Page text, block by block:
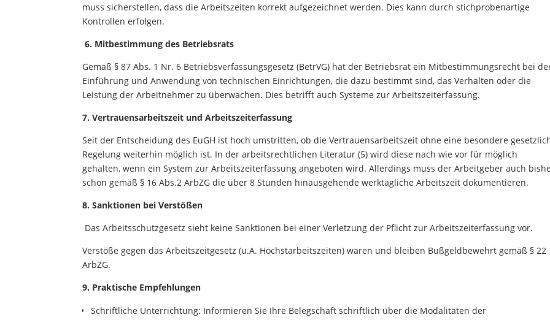
muss sicherstellen, dass die Arbeitszeiten korrekt aufgezeichnet werden. Dies kann durch stichprobenartige
Kontrollen erfolgen.
6. Mitbestimmung des Betriebsrats
Gemäß § 87 Abs. 1 Nr. 6 Betriebsverfassungsgesetz (BetrVG) hat der Betriebsrat ein Mitbestimmungsrecht bei
Einführung und Anwendung von technischen Einrichtungen, die dazu bestimmt sind, das Verhalten oder die
Leistung der Arbeitnehmer zu überwachen. Dies betrifft auch Systeme zur Arbeitszeiterfassung.
7. Vertrauensarbeitszeit und Arbeitszeiterfassung
Seit der Entscheidung des EuGH ist hoch umstritten, ob die Vertrauensarbeitszeit ohne eine besondere
Regelung weiterhin möglich ist. In der arbeitsrechtlichen Literatur (5) wird diese nach wie vor für möglich
gehalten, wenn ein System zur Arbeitszeiterfassung angeboten wird. Allerdings muss der Arbeitgeber auch
schon gemäß § 16 Abs.2 ArbZG die über 8 Stunden hinausgehende werktägliche Arbeitszeit dokumentieren.
8. Sanktionen bei Verstößen
Das Arbeitsschutzgesetz sieht keine Sanktionen bei einer Verletzung der Pflicht zur Arbeitszeiterfassung vor.
Verstöße gegen das Arbeitszeitgesetz (u.A. Höchstarbeitszeiten) waren und bleiben Bußgeldbewehrt gemäß § 22
ArbZG.
9. Praktische Empfehlungen
Schriftliche Unterrichtung: Informieren Sie Ihre Belegschaft schriftlich über die Modalitäten der